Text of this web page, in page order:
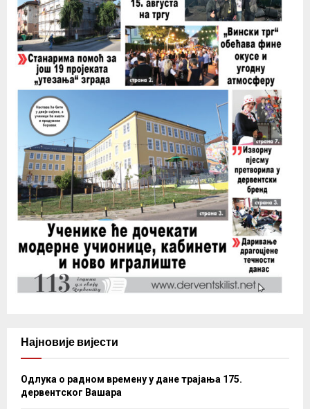
Најновије вијести
Одлука о радном времену у дане трајања 175.
дервентског Вашара